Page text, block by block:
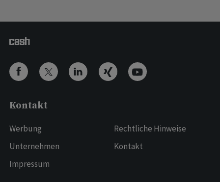
Kontakt
Werbung
Unternehmen
Impressum
Rechtliche Hinweise
Kontakt